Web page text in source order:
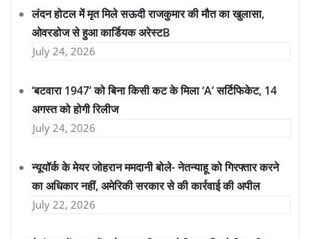
लंदन होटल में मृत मिले सऊदी राजकुमार की मौत का खुलासा,
ओवरडोज से हुआ कार्डियक अरेस्टB
July 24, 2026
‘बटवारा 1947’ को बिना किसी कट के मिला ‘A’ सर्टिफिकेट, 14
अगस्त को होगी रिलीज
July 24, 2026
न्यूयॉर्क के मेयर जोहरान ममदानी बोले- नेतन्याहू को गिरफ्तार करने
का अधिकार नहीं, अमेरिकी सरकार से की कार्रवाई की अपील
July 22, 2026